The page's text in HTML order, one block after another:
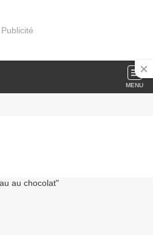
Publicité
MENU